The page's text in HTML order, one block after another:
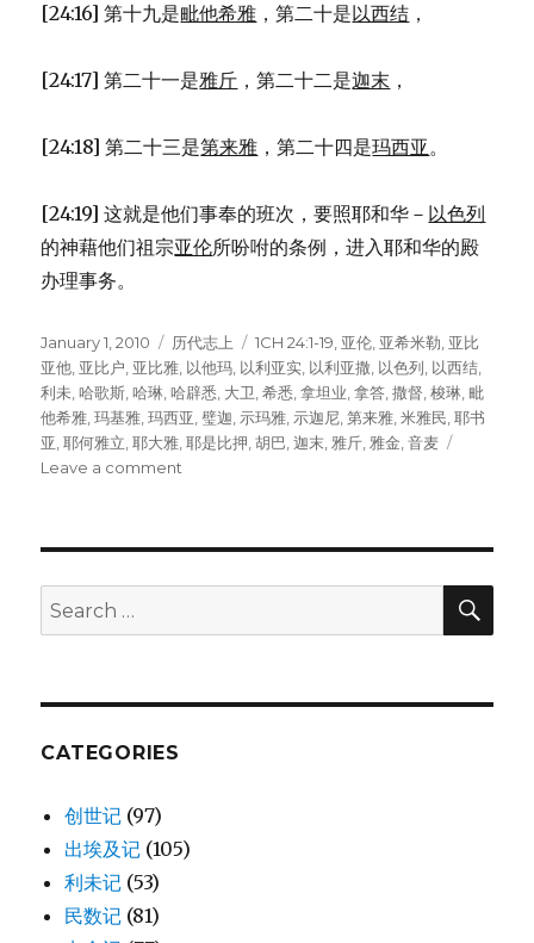
[24:16] 第十九是毗他希雅 ，第二十是以西结 ，
[24:17] 第二十一是雅斤 ，第二十二是迦末 ，
[24:18] 第二十三是第来雅 ，第二十四是玛西亚。
[24:19] 这就是他们事奉的班次，要照耶和华－ 以色列
的神藉他们祖宗亚伦所吩咐的条例，进入耶和华的殿
办理事务。
Posted
on
January 1, 2010 Categories
历代志上 Tags
1CH 24:1-19 亚伦 亚希米勒 亚比
亚他 亚比户 亚比雅 以他玛 以利亚实 以利亚撒 以色列 以西结
利未 ,哈歌斯 ,哈琳 ,哈辟悉 大卫 ,希悉 ,拿坦业 ,拿答 ,撒督 ,梭琳 ,毗
他希雅 ,玛基雅 ,玛西亚 ,璧迦 示玛雅 示迦尼 ,第来雅 ,米雅民 ,耶书
亚 ,耶何雅立 ,耶大雅 ,耶是比押 ,胡巴 ,迦末 雅斤 雅金 ,音麦
Leave a comment
务
Search
for:
CATEGORIES
创世记 (97)
出埃及记 (105)
利未记 (53)
民数记 (81)